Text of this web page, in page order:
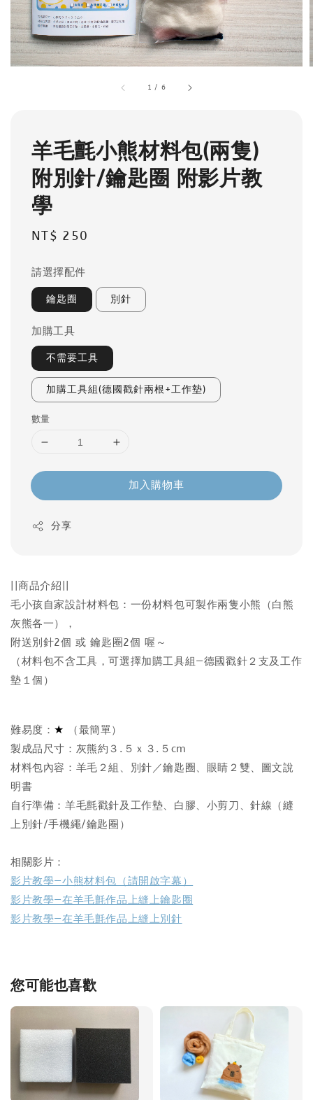
1 / 6
羊毛氈小熊材料包(兩隻)
附別針/鑰匙圈 附影片教
學
Regular
NT$ 250
請選擇配件
鑰匙圈 別針
加購工具
不需要工具
加購工具組(德國戳針兩根+工作墊)
數量
加入購物車
分享
||商品介紹||
毛小孩自家設計材料包：一份材料包可製作兩隻小熊（白熊
灰熊各一），
附送別針2個 或 鑰匙圈2個 喔～
（材料包不含工具，可選擇加購工具組—德國戳針２支及工作
墊１個）
難易度： ★ （最簡單）
製成品尺寸：灰熊約３.５ｘ３.５cm
材料包內容：羊毛２組、別針／鑰匙圈、眼睛２雙、圖文說
明書
自行準備：羊毛氈戳針及工作墊、白膠、小剪刀、針線（縫
上別針/手機繩/鑰匙圈）
相關影片：
影片教學—小熊材料包（請開啟字幕）
影片教學—在羊毛氈作品上縫上鑰匙圈
影片教學—在羊毛氈作品上縫上別針
您可能也喜歡